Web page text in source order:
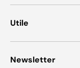
Utile
Newsletter